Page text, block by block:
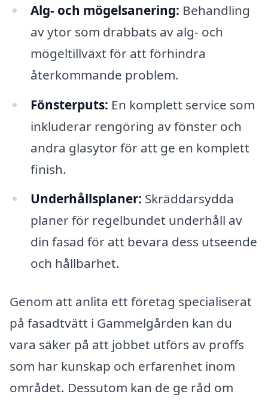
Alg- och mögelsanering: Behandling
av ytor som drabbats av alg- och
mögeltillväxt för att förhindra
återkommande problem.
Fönsterputs: En komplett service som
inkluderar rengöring av fönster och
andra glasytor för att ge en komplett
finish.
Underhållsplaner: Skräddarsydda
planer för regelbundet underhåll av
din fasad för att bevara dess utseende
och hållbarhet.
Genom att anlita ett företag specialiserat
på fasadtvätt i Gammelgården kan du
vara säker på att jobbet utförs av proffs
som har kunskap och erfarenhet inom
området. Dessutom kan de ge råd om